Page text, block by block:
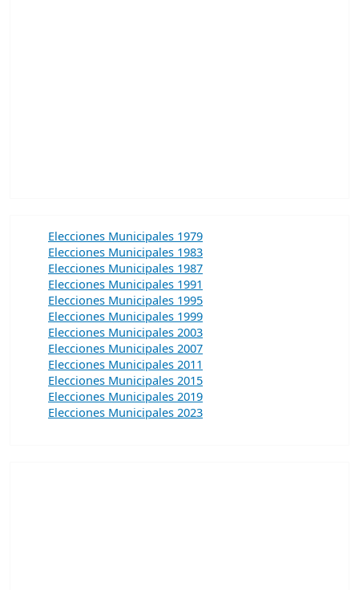
Elecciones Municipales 1979
Elecciones Municipales 1983
Elecciones Municipales 1987
Elecciones Municipales 1991
Elecciones Municipales 1995
Elecciones Municipales 1999
Elecciones Municipales 2003
Elecciones Municipales 2007
Elecciones Municipales 2011
Elecciones Municipales 2015
Elecciones Municipales 2019
Elecciones Municipales 2023